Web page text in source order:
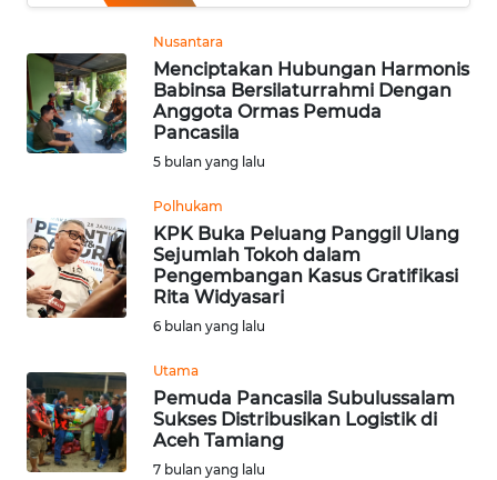
Nusantara
Menciptakan Hubungan Harmonis
Babinsa Bersilaturrahmi Dengan
Anggota Ormas Pemuda
Pancasila
5 bulan yang lalu
Polhukam
KPK Buka Peluang Panggil Ulang
Sejumlah Tokoh dalam
Pengembangan Kasus Gratifikasi
Rita Widyasari
6 bulan yang lalu
Utama
Pemuda Pancasila Subulussalam
Sukses Distribusikan Logistik di
Aceh Tamiang
7 bulan yang lalu
TOKOH
OPINI
Informasi
KONTAK
KAMI
IKLAN
TENTANG
KAMI